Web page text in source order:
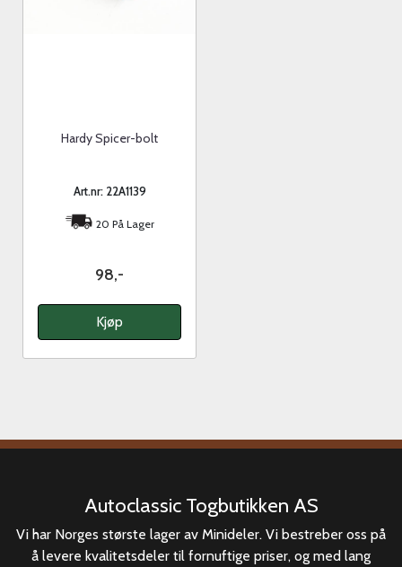
Hardy Spicer-bolt
Art.nr: 22A1139
20 På Lager
98,-
Kjøp
Autoclassic Togbutikken AS
Vi har Norges største lager av Minideler. Vi bestreber oss på
å levere kvalitetsdeler til fornuftige priser, og med lang